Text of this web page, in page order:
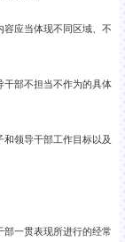
应当体现不同区域、不
部不担当不作为的具体
领导干部工作目标以及
一贯表现所进行的经常